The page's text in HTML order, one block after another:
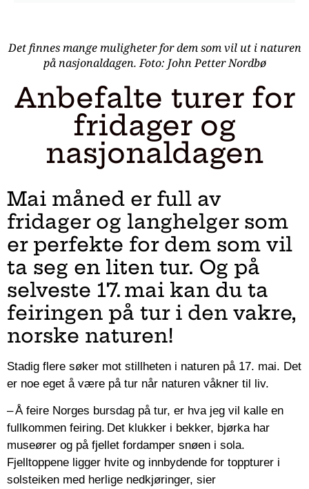
Det finnes mange muligheter for dem som vil ut i naturen
på nasjonaldagen. Foto: John Petter Nordbø
Anbefalte turer for
fridager og
nasjonaldagen
Mai måned er full av
fridager og langhelger som
er perfekte for dem som vil
ta seg en liten tur. Og på
selveste 17. mai kan du ta
feiringen på tur i den vakre,
norske naturen!
Stadig flere søker mot stillheten i naturen på 17. mai. Det
er noe eget å være på tur når naturen våkner til liv.
– Å feire Norges bursdag på tur, er hva jeg vil kalle en
fullkommen feiring. Det klukker i bekker, bjørka har
museører og på fjellet fordamper snøen i sola.
Fjelltoppene ligger hvite og innbydende for toppturer i
solsteiken med herlige nedkjøringer, sier